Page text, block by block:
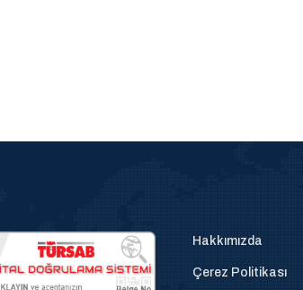
Hakkımızda
Çerez Politikası